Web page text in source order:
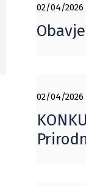
02/04/2026
02/04/2026